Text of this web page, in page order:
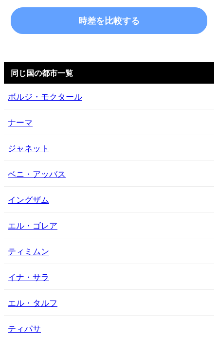
時差を比較する
同じ国の都市一覧
ボルジ・モクタール
ナーマ
ジャネット
ベニ・アッバス
イングザム
エル・ゴレア
ティミムン
イナ・サラ
エル・タルフ
ティパサ